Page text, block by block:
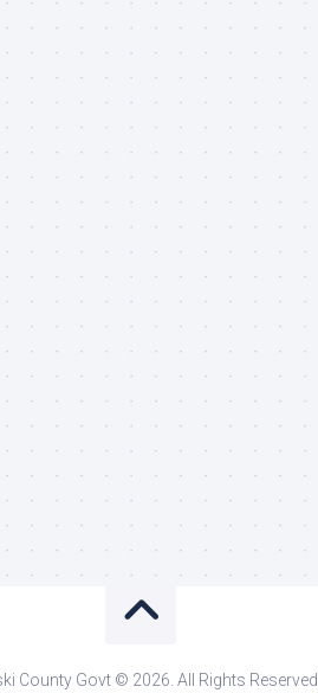
County Govt © 2026. All Rights Reserved.